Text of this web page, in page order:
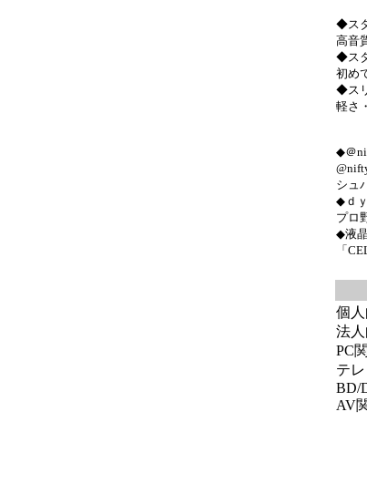
◆ス
高音
◆ス
初め
◆ス
軽さ
◆＠
シュ
◆ｄ
プロ
◆液
「
個人
法人
PC
テ
BD/
AV